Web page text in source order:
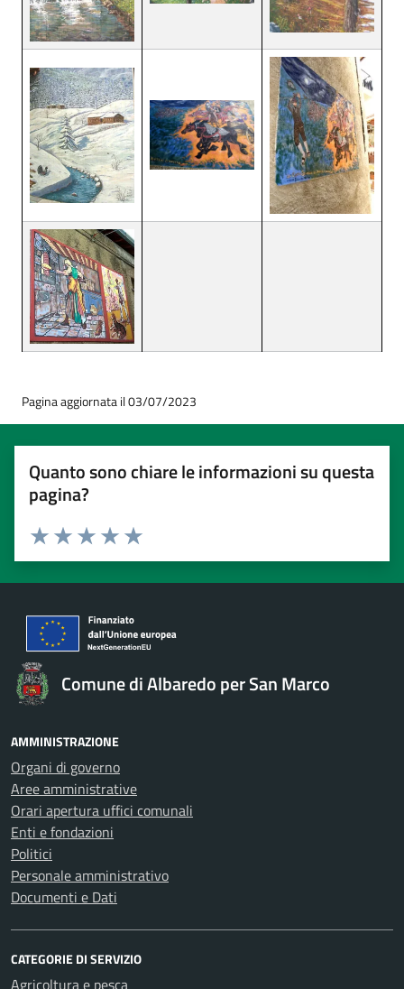
Pagina aggiornata il 03/07/2023
Quanto sono chiare le informazioni su questa
pagina?
Valuta 5 stelle su 5
Valuta 4 stelle su 5
Valuta 3 stelle su 5
Valuta 2 stelle su 5
Valuta 1 stelle su 5
Comune di Albaredo per San Marco
AMMINISTRAZIONE
Organi di governo
Aree amministrative
Orari apertura uffici comunali
Enti e fondazioni
Politici
Personale amministrativo
Documenti e Dati
CATEGORIE DI SERVIZIO
Agricoltura e pesca